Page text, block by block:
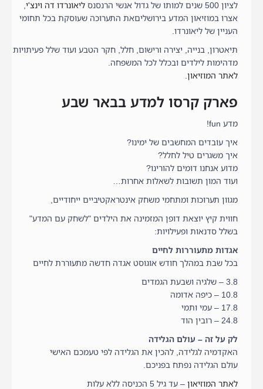
לציון 500 שנים למותו של גדול אנשי הרנסנס
ליאונרדו דה וינצ'י,
אצרו במוזיאון המדע בירושליםאת התערוכה שעוסקת בכל תחומי
העניין של ליאונרדו.
תיאטרון, בנייה, יצירה ורישום, חלל, חקר הטבע ועוד שלל פעיתויות
מדהימות לילדים ובכלל לכל המשפחה.
לאתר המוזיאון.
פארק קרסו למדע בבאר שבע
מדע fun!
איך עובדים המחשבים של ימינו?
איך משגרים טיל לחלל?
מדוע אנחנו דומים להורינו?
ועוד המון תשובות לשאלות אחרות…
מגוון תערוכות ומתחמי משחק אינטראקטיביים ייחודיים,
חווית קיץ יוצאת דופן המזמינה את הילדים "לשחק עם המדע"
בשלל סדנאות ופעילויות:
אגדות מתעוררות לחיים
בכל שבת במהלך חודש אוגוסט אגדה חדשה מתעוררת לחיים
3.8 – שלגיה ושבעת הגמדים
10.8 – כיפה אדומה
17.8 – עמי ותמי
24.8 – רובין הוד
לק על זה – עולם הגלידה
האקדמיה לגלידה, להכין את הגלידה לפי טעמכם האישי
עולם הגלידה נפתח בפניכם.
לאתר המוזיאון – עד גיל 5 הכניסה ללא עלות